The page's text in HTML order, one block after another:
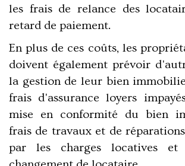
les frais de relance des
retard de paiement.
En plus de ces coûts, les
doivent également prévoir
la gestion de leur bien
frais d'assurance loyers
mise en conformité du bien
frais de travaux et de
par les charges locatives